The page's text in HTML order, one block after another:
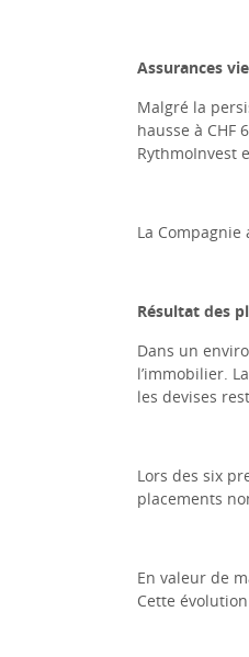
Assurances
Malgré la
hausse à CHF
RythmoInvest
La
Résultat des
Dans un
l’immobilier.
les devises
Lors des six
placements
En valeur de
Cette